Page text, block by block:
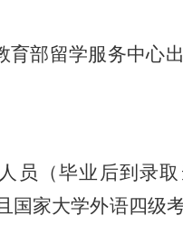
部留学服务中心出
员（毕业后到录
国家大学外语四级